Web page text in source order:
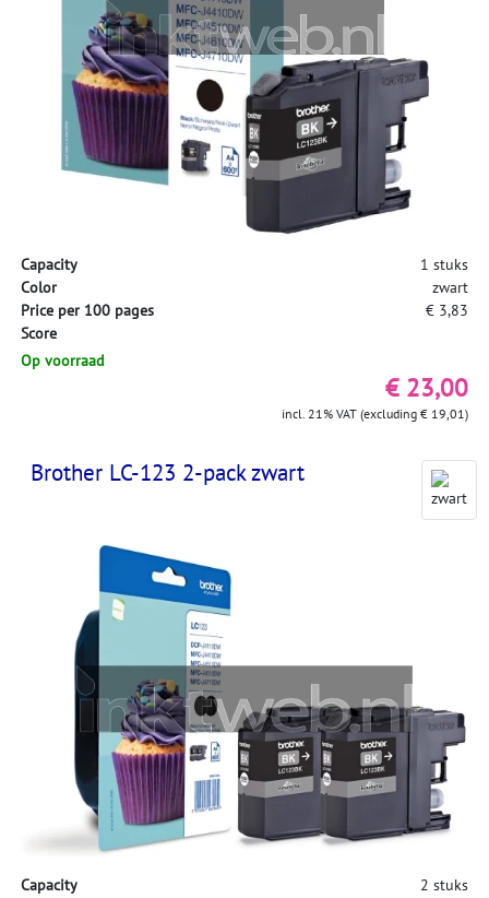
Capacity
1 stuks
Color
zwart
Price per 100 pages
€ 3,83
Score
Op voorraad
€ 23,00
incl. 21% VAT (excluding € 19,01)
Brother LC-123 2-pack zwart
Capacity 2 stuks